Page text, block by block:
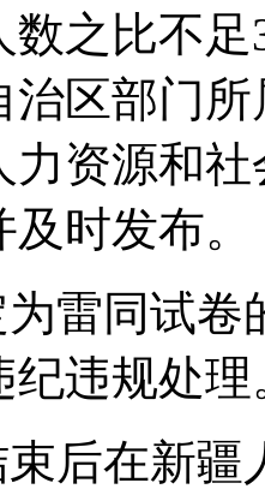
数之比不
治区部门所
力资源和
时发布。
雷同试卷
纪违规处理
后在新疆